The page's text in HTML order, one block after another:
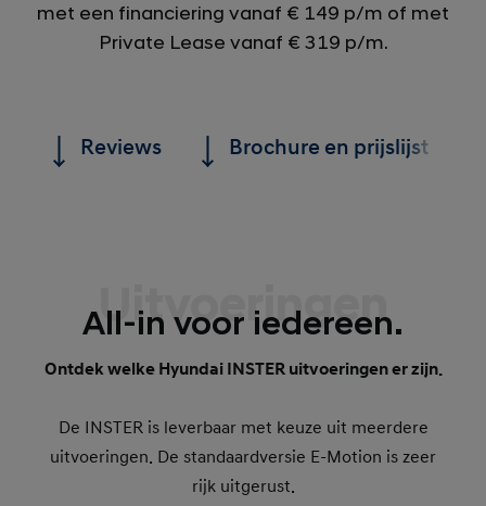
met een financiering vanaf € 149 p/m of met
Private Lease vanaf € 319 p/m.
Reviews Brochure en prijslijst
Uitvoeringen
All-in voor iedereen.
Ontdek welke Hyundai INSTER uitvoeringen er zijn.
De INSTER is leverbaar met keuze uit meerdere
uitvoeringen. De standaardversie E-Motion is zeer
rijk uitgerust.